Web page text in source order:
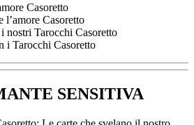
Casoretto
l’amore Casoretto
nostri Tarocchi Casoretto
i Tarocchi Casoretto
SENSITIVA